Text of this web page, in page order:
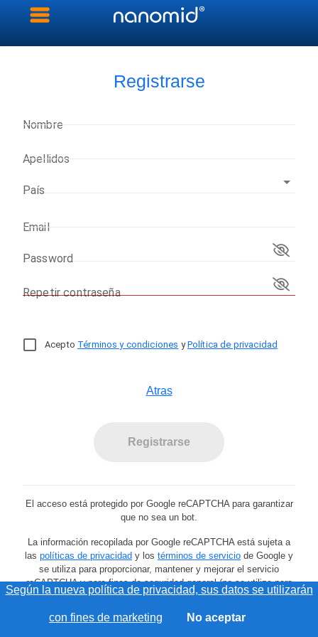
Registrarse
Nombre
Apellidos
País
Email
Password
Repetir contraseña
Acepto Términos y condiciones yPolítica de privacidad
Atras
Registrarse
El acceso está protegido por Google reCAPTCHA para garantizar
que no sea un bot.
La información recopilada por Google reCAPTCHA está sujeta a
las políticas de privacidad y los términos de servicio de Google y
se utiliza para proporcionar, mantener y mejorar el servicio
reCAPTCHA y para fines de seguridad general (no se utiliza para
anuncios personalizados de Google).
Según la nueva política de privacidad, sus datos se utilizarán
con fines de marketing No aceptar